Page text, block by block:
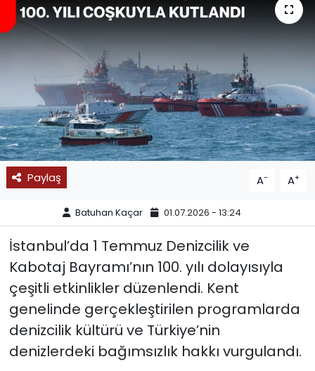
Paylaş A- A+
Batuhan Kaçar 01.07.2026 - 13:24
İstanbul’da 1 Temmuz Denizcilik ve
Kabotaj Bayramı’nın 100. yılı dolayısıyla
çeşitli etkinlikler düzenlendi. Kent
genelinde gerçekleştirilen programlarda
denizcilik kültürü ve Türkiye’nin
denizlerdeki bağımsızlık hakkı vurgulandı.
SPOR
11:11 MANŞET